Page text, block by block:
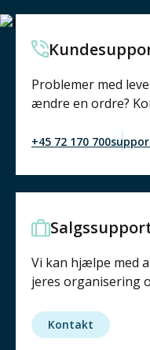
Problemer med
ændre en ordre?
+45 72 170 700
Vi kan hjælpe med
jeres organisering
Kontakt